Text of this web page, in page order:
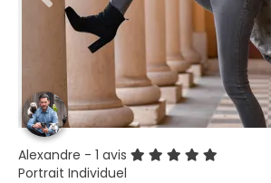
Alexandre - 1 avis
Portrait Individuel